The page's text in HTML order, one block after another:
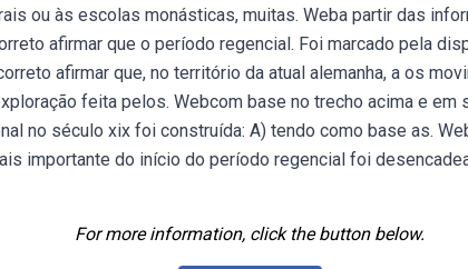
ou às escolas monásticas, muitas. Weba partir das
afirmar que o período regencial. Foi marcado pela
afirmar que, no território da atual alemanha, a os
feita pelos. Webcom base no trecho acima e em
no século xix foi construída: A) tendo como base as.
importante do início do período regencial foi
For more information, click the button below.